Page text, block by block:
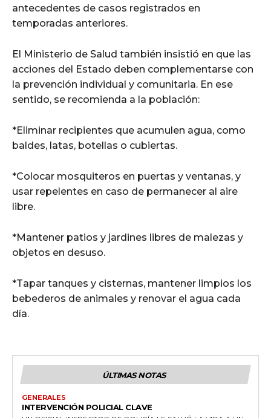
antecedentes de casos registrados en
temporadas anteriores.
El Ministerio de Salud también insistió en que las
acciones del Estado deben complementarse con
la prevención individual y comunitaria. En ese
sentido, se recomienda a la población:
*Eliminar recipientes que acumulen agua, como
baldes, latas, botellas o cubiertas.
*Colocar mosquiteros en puertas y ventanas, y
usar repelentes en caso de permanecer al aire
libre.
*Mantener patios y jardines libres de malezas y
objetos en desuso.
*Tapar tanques y cisternas, mantener limpios los
bebederos de animales y renovar el agua cada
día.
ÚLTIMAS NOTAS
GENERALES
INTERVENCIÓN POLICIAL CLAVE